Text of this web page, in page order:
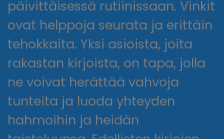
päivittäisessä rutiinissaan. Vinkit
ovat helppoja seurata ja erittäin
tehokkaita. Yksi asioista, joita
rakastan kirjoista, on tapa, jolla
ne voivat herättää vahvoja
tunteita ja luoda yhteyden
hahmoihin ja heidän